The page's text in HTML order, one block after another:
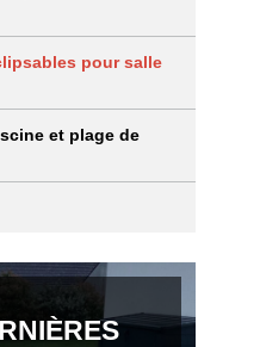
pour salle
et plage de